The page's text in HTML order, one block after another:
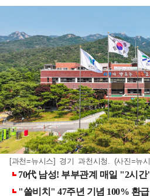
[과천=뉴시스] 경기 과천시청. (사진=뉴